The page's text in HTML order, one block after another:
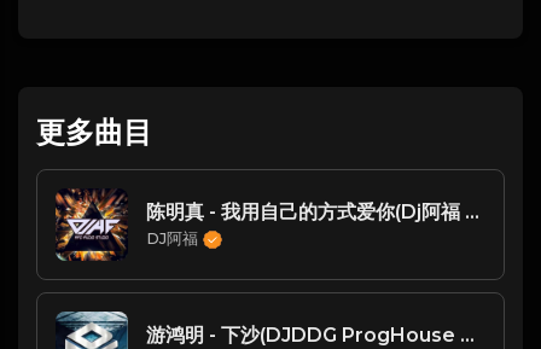
更多曲目
陈明真 - 我用自己的方式爱你(Dj阿福 ProgHouse Rmx 2025)
DJ阿福
游鸿明 - 下沙(DJDDG ProgHouse Mix 国语男)